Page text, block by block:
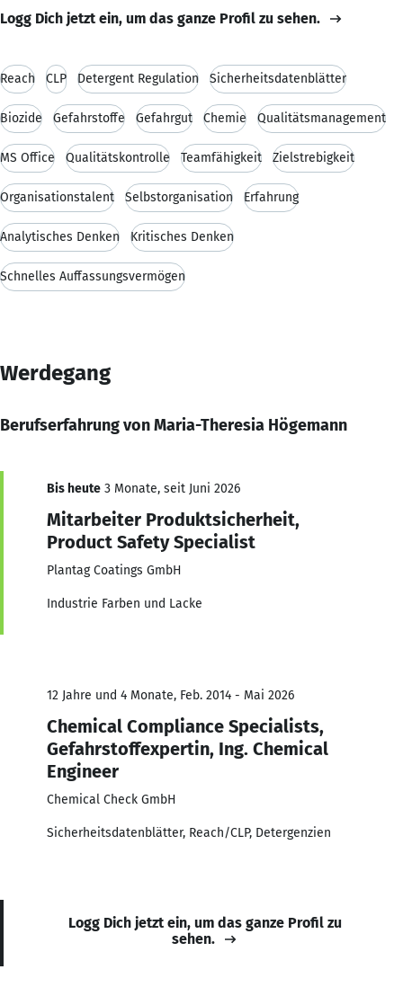
Logg Dich jetzt ein, um das ganze Profil zu sehen.
Reach CLP Detergent Regulation Sicherheitsdatenblätter
Biozide Gefahrstoffe Gefahrgut Chemie Qualitätsmanagement
MS Office Qualitätskontrolle Teamfähigkeit Zielstrebigkeit
Organisationstalent Selbstorganisation Erfahrung
Analytisches Denken Kritisches Denken
Schnelles Auffassungsvermögen
Werdegang
Berufserfahrung von Maria-Theresia Högemann
Bis heute 3 Monate, seit Juni 2026
Mitarbeiter Produktsicherheit,
Product Safety Specialist
Plantag Coatings GmbH
Industrie Farben und Lacke
12 Jahre und 4 Monate, Feb. 2014 - Mai 2026
Chemical Compliance Specialists,
Gefahrstoffexpertin, Ing. Chemical
Engineer
Chemical Check GmbH
Sicherheitsdatenblätter, Reach/CLP, Detergenzien
Logg Dich jetzt ein, um das ganze Profil zu
sehen.